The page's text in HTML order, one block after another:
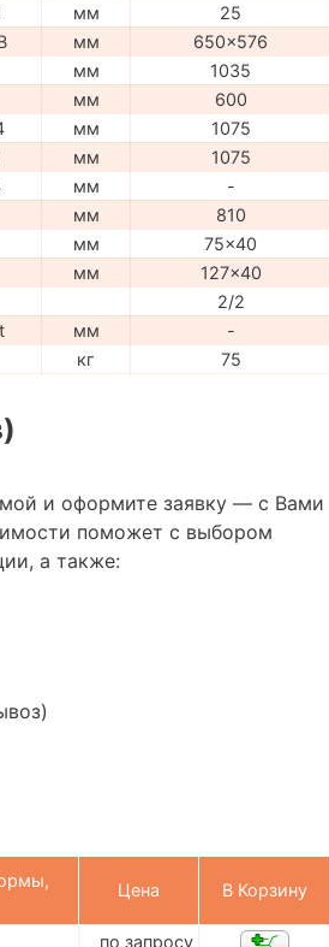
мм
25
мм
650x576
мм
1035
мм
600
мм
1075
мм
1075
мм
-
мм
810
мм
75x40
мм
127x40
2/2
мм
-
кг 75
и оформите заявку — с Вами
поможет с выбором
а также:
Цена В Корзину
по запросу